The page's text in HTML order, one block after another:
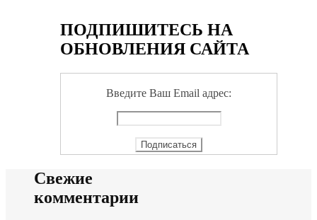
ПОДПИШИТЕСЬ НА
ОБНОВЛЕНИЯ САЙТА
Введите Ваш Email адрес:
Свежие
комментарии